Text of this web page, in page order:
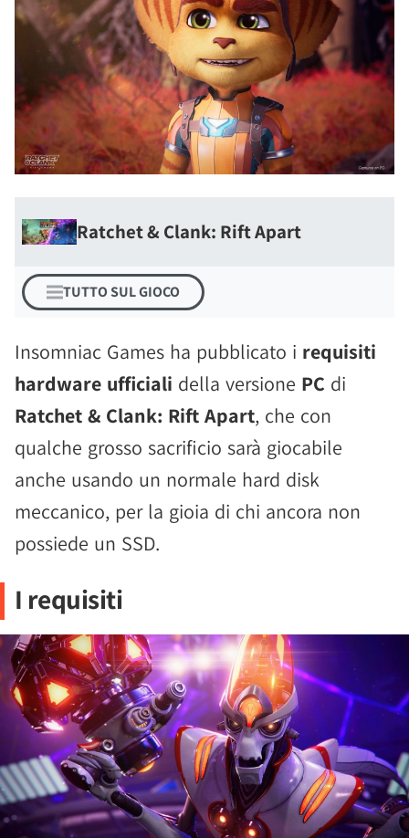
Ratchet & Clank: Rift Apart
TUTTO SUL GIOCO
Insomniac Games ha pubblicato i requisiti
hardware ufficiali della versione PC di
Ratchet & Clank: Rift Apart, che con
qualche grosso sacrificio sarà giocabile
anche usando un normale hard disk
meccanico, per la gioia di chi ancora non
possiede un SSD.
I requisiti